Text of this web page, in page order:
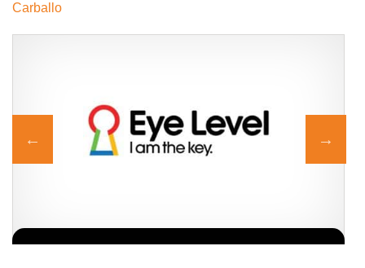
Carballo